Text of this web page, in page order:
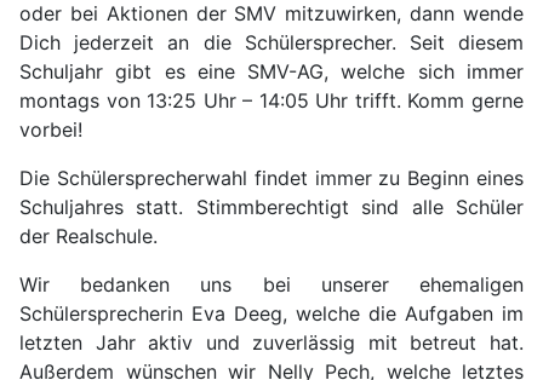
oder bei Aktionen der SMV mitzuwirken, dann wende
Dich jederzeit an die Schülersprecher. Seit diesem
Schuljahr gibt es eine SMV-AG, welche sich immer
montags von 13:25 Uhr – 14:05 Uhr trifft. Komm gerne
vorbei!
Die Schülersprecherwahl findet immer zu Beginn eines
Schuljahres statt. Stimmberechtigt sind alle Schüler
der Realschule.
Wir bedanken uns bei unserer ehemaligen
Schülersprecherin Eva Deeg, welche die Aufgaben im
letzten Jahr aktiv und zuverlässig mit betreut hat.
Außerdem wünschen wir Nelly Pech, welche letztes